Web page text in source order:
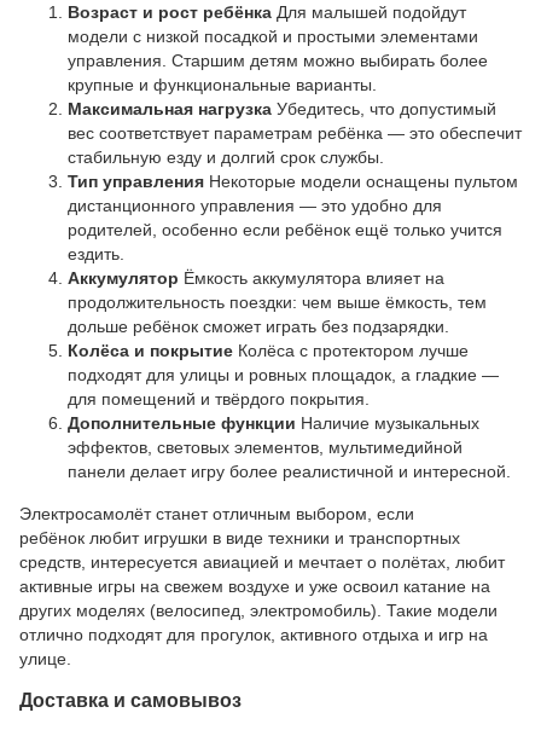
Возраст и рост ребёнка Для малышей подойдут
модели с низкой посадкой и простыми элементами
управления. Старшим детям можно выбирать более
крупные и функциональные варианты.
Максимальная нагрузка Убедитесь, что допустимый
вес соответствует параметрам ребёнка — это обеспечит
стабильную езду и долгий срок службы.
Тип управления Некоторые модели оснащены пультом
дистанционного управления — это удобно для
родителей, особенно если ребёнок ещё только учится
ездить.
Аккумулятор Ёмкость аккумулятора влияет на
продолжительность поездки: чем выше ёмкость, тем
дольше ребёнок сможет играть без подзарядки.
Колёса и покрытие Колёса с протектором лучше
подходят для улицы и ровных площадок, а гладкие —
для помещений и твёрдого покрытия.
Дополнительные функции Наличие музыкальных
эффектов, световых элементов, мультимедийной
панели делает игру более реалистичной и интересной.
Электросамолёт станет отличным выбором, если
ребёнок любит игрушки в виде техники и транспортных
средств, интересуется авиацией и мечтает о полётах, любит
активные игры на свежем воздухе и уже освоил катание на
других моделях (велосипед, электромобиль). Такие модели
отлично подходят для прогулок, активного отдыха и игр на
улице.
Доставка и самовывоз